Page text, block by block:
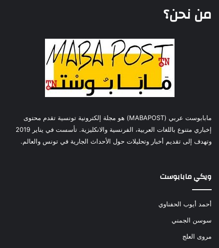
من نحن؟
مابابوست عربي (MABAPOST) هو مجلة إلكترونية تونسية تقدم محتوى
إخباري متنوع باللغات العربية، الفرنسية والانكليزية. تأسست في يناير 2019
وتهدف إلى تقديم أخبار وتحليلات حول الأحداث الجارية في تونس والعالم.
ويكي مابابوست
أحمد أيوب الحفناوي
سوسن الجمني
مروى العلج